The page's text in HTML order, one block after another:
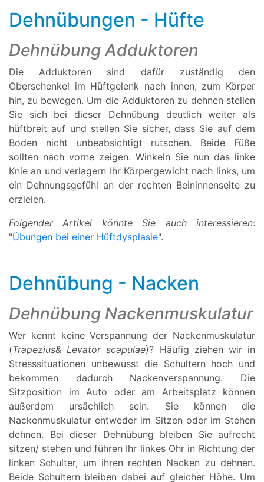
Dehnübungen - Hüfte
Dehnübung Adduktoren
Die Adduktoren sind dafür zuständig den
Oberschenkel im Hüftgelenk nach innen, zum Körper
hin, zu bewegen. Um die Adduktoren zu dehnen stellen
Sie sich bei dieser Dehnübung deutlich weiter als
hüftbreit auf und stellen Sie sicher, dass Sie auf dem
Boden nicht unbeabsichtigt rutschen. Beide Füße
sollten nach vorne zeigen. Winkeln Sie nun das linke
Knie an und verlagern Ihr Körpergewicht nach links, um
ein Dehnungsgefühl an der rechten Beininnenseite zu
erzielen.
Folgender Artikel könnte Sie auch interessieren:
"Übungen bei einer Hüftdysplasie".
Dehnübung - Nacken
Dehnübung Nackenmuskulatur
Wer kennt keine Verspannung der Nackenmuskulatur
(Trapezius& Levator scapulae)? Häufig ziehen wir in
Stresssituationen unbewusst die Schultern hoch und
bekommen dadurch Nackenverspannung. Die
Sitzposition im Auto oder am Arbeitsplatz können
außerdem ursächlich sein. Sie können die
Nackenmuskulatur entweder im Sitzen oder im Stehen
dehnen. Bei dieser Dehnübung bleiben Sie aufrecht
sitzen/ stehen und führen Ihr linkes Ohr in Richtung der
linken Schulter, um ihren rechten Nacken zu dehnen.
Beide Schultern bleiben dabei auf gleicher Höhe. Um